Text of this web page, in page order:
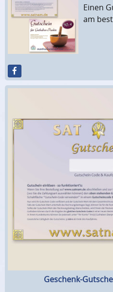
Einen
am
Geschenk-